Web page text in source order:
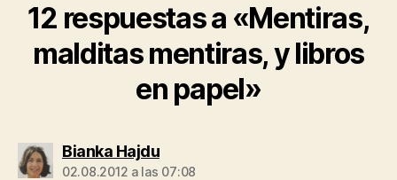
12 respuestas a «Mentiras,
malditas mentiras, y libros
en papel»
Bianka Hajdudice:
02.08.2012 a las 07:08